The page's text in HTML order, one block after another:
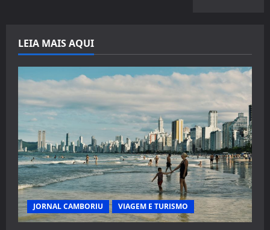
LEIA MAIS AQUI
JORNAL CAMBORIU VIAGEM E TURISMO